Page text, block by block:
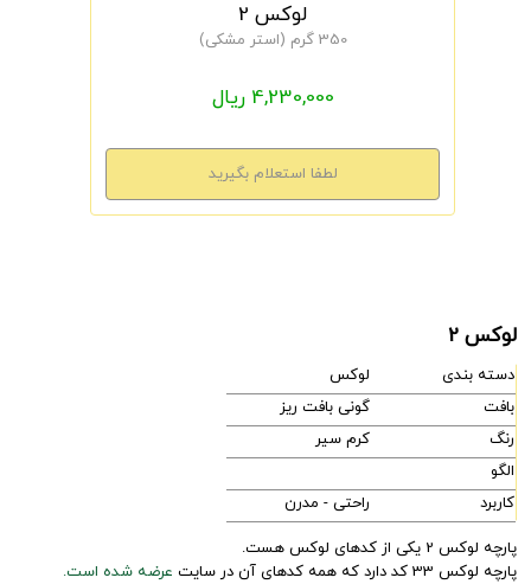
لوکس 2
350 گرم (استر مشکی)
4,230,000 ریال
لوکس 2
دسته بندی
لوکس
بافت
گونی بافت ریز
رنگ
کرم سیر
الگو
کاربرد
راحتی - مدرن
پارچه لوکس 2 یکی از کدهای لوکس هست.
پارچه لوکس 33 کد دارد که همه کدهای آن در سایت
عرضه شده است.